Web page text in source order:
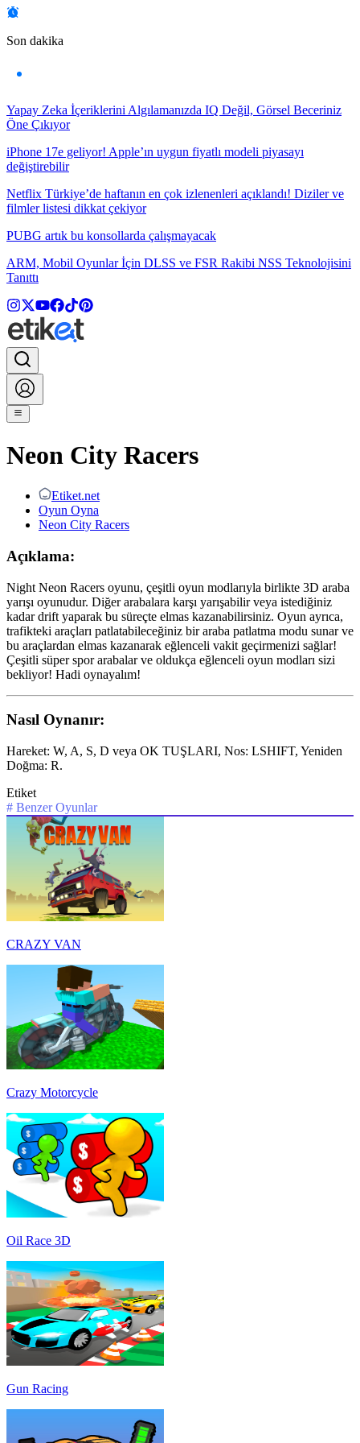
Son dakika
Yapay Zeka İçeriklerini Algılamanızda IQ Değil, Görsel Beceriniz
Öne Çıkıyor
iPhone 17e geliyor! Apple’ın uygun fiyatlı modeli piyasayı
değiştirebilir
Netflix Türkiye’de haftanın en çok izlenenleri açıklandı! Diziler ve
filmler listesi dikkat çekiyor
PUBG artık bu konsollarda çalışmayacak
ARM, Mobil Oyunlar İçin DLSS ve FSR Rakibi NSS Teknolojisini
Tanıttı
Neon City Racers
Etiket.net
Oyun Oyna
Neon City Racers
Açıklama:
Night Neon Racers oyunu, çeşitli oyun modlarıyla birlikte 3D araba
yarışı oyunudur. Diğer arabalara karşı yarışabilir veya istediğiniz
kadar drift yaparak bu süreçte elmas kazanabilirsiniz. Oyun ayrıca,
trafikteki araçları patlatabileceğiniz bir araba patlatma modu sunar ve
bu araçlardan elmas kazanarak eğlenceli vakit geçirmenizi sağlar!
Çeşitli süper spor arabalar ve oldukça eğlenceli oyun modları sizi
bekliyor! Hadi oynayalım!
Nasıl Oynanır:
Hareket: W, A, S, D veya OK TUŞLARI, Nos: LSHIFT, Yeniden
Doğma: R.
Etiket
# Benzer Oyunlar
CRAZY VAN
Crazy Motorcycle
Oil Race 3D
Gun Racing